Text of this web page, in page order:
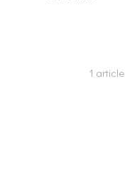
1 article